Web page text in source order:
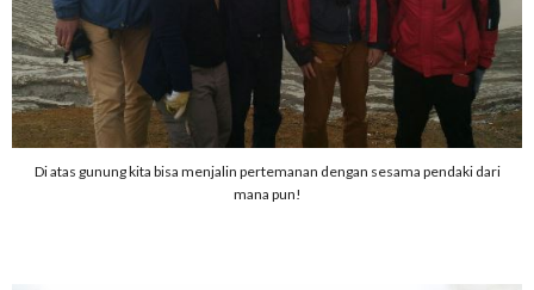
Di atas gunung kita bisa menjalin pertemanan dengan sesama pendaki dari
mana pun!